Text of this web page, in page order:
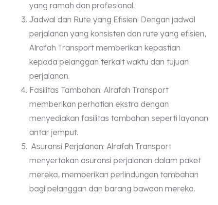
yang ramah dan profesional.
Jadwal dan Rute yang Efisien: Dengan jadwal
perjalanan yang konsisten dan rute yang efisien,
Alrafah Transport memberikan kepastian
kepada pelanggan terkait waktu dan tujuan
perjalanan.
Fasilitas Tambahan: Alrafah Transport
memberikan perhatian ekstra dengan
menyediakan fasilitas tambahan seperti layanan
antar jemput.
Asuransi Perjalanan: Alrafah Transport
menyertakan asuransi perjalanan dalam paket
mereka, memberikan perlindungan tambahan
bagi pelanggan dan barang bawaan mereka.